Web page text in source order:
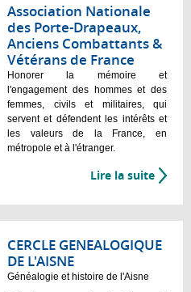
Association Nationale
des Porte-Drapeaux,
Anciens Combattants &
Vétérans de France
Honorer la mémoire et
l'engagement des hommes et des
femmes, civils et militaires, qui
servent et défendent les intérêts et
les valeurs de la France, en
métropole et à l'étranger.
Lire la suite
CERCLE GENEALOGIQUE
DE L'AISNE
Généalogie et histoire de l'Aisne